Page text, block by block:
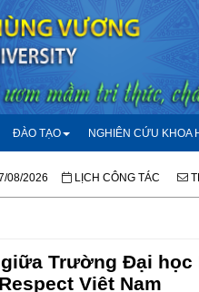
ĐÀO TẠO NGHIÊN CỨU KHOA
08/2026 LỊCH CÔNG TÁC
Trường Đại học
Việt Nam